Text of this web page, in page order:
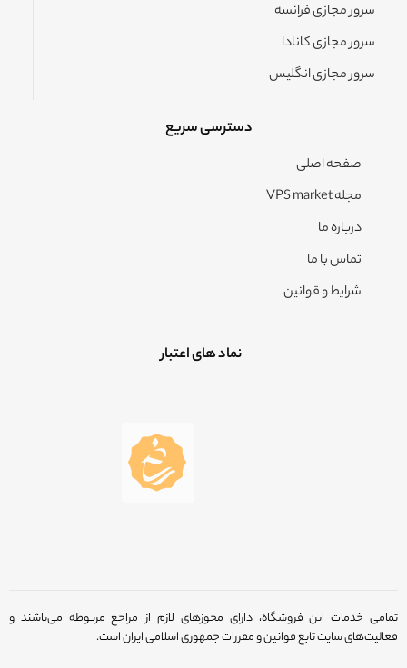
سرور مجازی فرانسه
سرور مجازی کانادا
سرور مجازی انگلیس
دسترسی سریع
صفحه اصلی
مجله VPS market
درباره ما
تماس با ما
شرایط و قوانین
نماد های اعتبار
تمامی خدمات این فروشگاه، دارای مجوزهای لازم از مراجع مربوطه می‌باشند و
فعالیت‌های سایت تابع قوانین و مقررات جمهوری اسلامی ایران است.